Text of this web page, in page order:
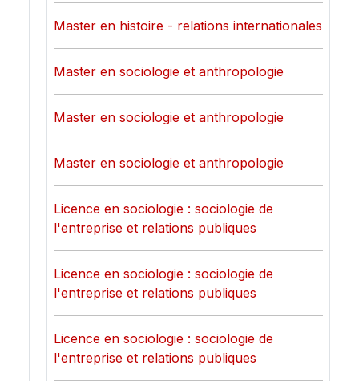
Master en histoire - relations internationales
Master en sociologie et anthropologie
Master en sociologie et anthropologie
Master en sociologie et anthropologie
Licence en sociologie : sociologie de
l'entreprise et relations publiques
Licence en sociologie : sociologie de
l'entreprise et relations publiques
Licence en sociologie : sociologie de
l'entreprise et relations publiques